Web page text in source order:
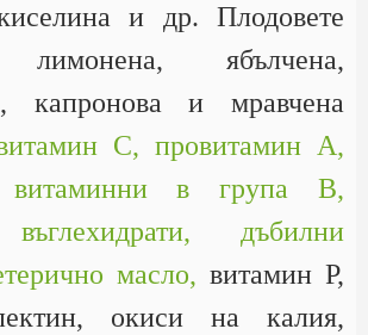
и др. Плодовете
лимонена, ябълчена,
капронова и мравчена
С, провитамин А,
витаминни в група В,
дъбилни
масло, витамин Р,
окиси на калия,